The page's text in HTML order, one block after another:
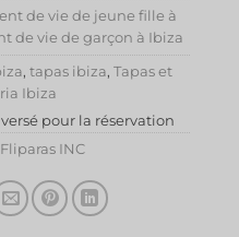
de vie de jeune fille à
de vie de garçon à Ibiza
, tapas ibiza, Tapas et
Ibiza
pour la réservation
Fliparas INC